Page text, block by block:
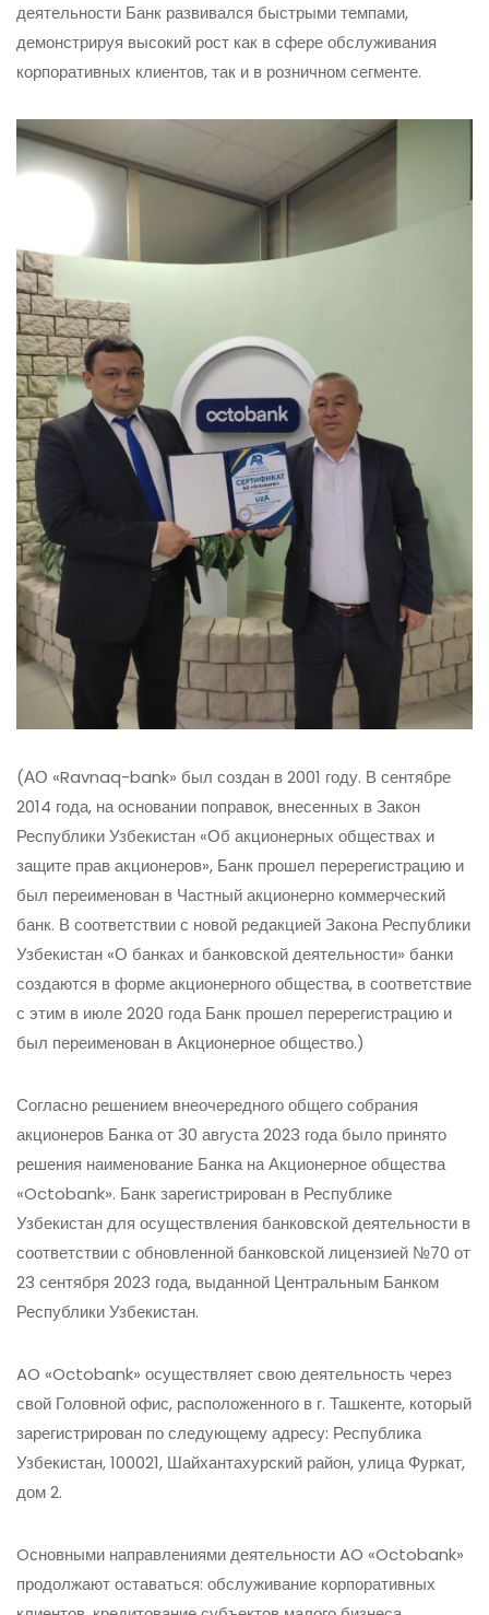
деятельности Банк развивался быстрыми темпами,
демонстрируя высокий рост как в сфере обслуживания
корпоративных клиентов, так и в розничном сегменте.
(АО «Ravnaq-bank» был создан в 2001 году. В сентябре
2014 года, на основании поправок, внесенных в Закон
Республики Узбекистан «Об акционерных обществах и
защите прав акционеров», Банк прошел перерегистрацию и
был переименован в Частный акционерно коммерческий
банк. В соответствии с новой редакцией Закона Республики
Узбекистан «О банках и банковской деятельности» банки
создаются в форме акционерного общества, в соответствие
с этим в июле 2020 года Банк прошел перерегистрацию и
был переименован в Акционерное общество.)
Согласно решением внеочередного общего собрания
акционеров Банка от 30 августа 2023 года было принято
решения наименование Банка на Акционерное общества
«Octobank». Банк зарегистрирован в Республике
Узбекистан для осуществления банковской деятельности в
соответствии с обновленной банковской лицензией №70 от
23 сентября 2023 года, выданной Центральным Банком
Республики Узбекистан.
AO «Octobank» осуществляет свою деятельность через
свой Головной офис, расположенного в г. Ташкенте, который
зарегистрирован по следующему адресу: Республика
Узбекистан, 100021, Шайхантахурский район, улица Фуркат,
дом 2.
Oсновными направлениями деятельности AO «Octobank»
продолжают оставаться: обслуживание корпоративных